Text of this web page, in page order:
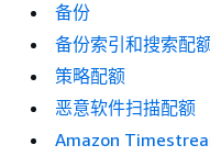
备份
备份索引和搜索配
策略配额
恶意软件扫描配额
Amazon